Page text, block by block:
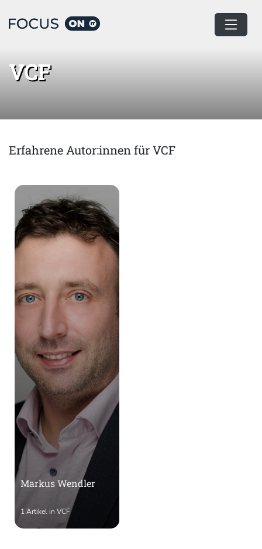
Home VCF
VCF
Erfahrene Autor:innen für VCF
Markus Wendler
1 Artikel in VCF